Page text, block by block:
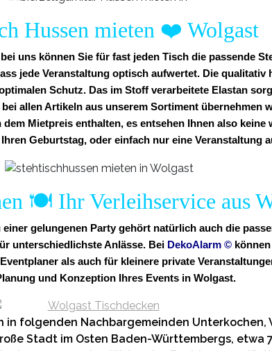
Hussen mieten ❤️ Wolgast
uns können Sie für fast jeden Tisch die passende
jede Veranstaltung optisch aufwertet. Die
Schutz. Das im Stoff verarbeitete Elastan
allen Artikeln aus unserem Sortiment
Mietpreis enthalten, es entsehen Ihnen also
Geburtstag, oder einfach nur eine Veranstaltung
🍽️ Ihr Verleihservice aus
gelungenen Party gehört natürlich auch die
unterschiedlichste Anlässe. Bei DekoAlarm ©
als auch für kleinere private
und Konzeption Ihres Events in Wolgast.
in folgenden Nachbargemeinden
Stadt im Osten Baden-Württembergs, etwa